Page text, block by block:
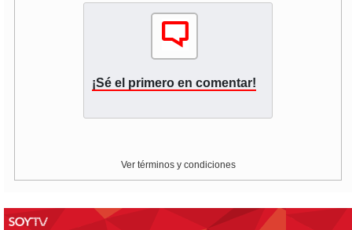
¡Sé el primero en comentar!
Ver términos y condiciones